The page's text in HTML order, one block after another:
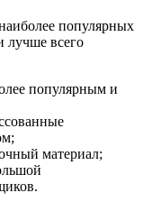
популярных
лучше всего
популярным и
материал;